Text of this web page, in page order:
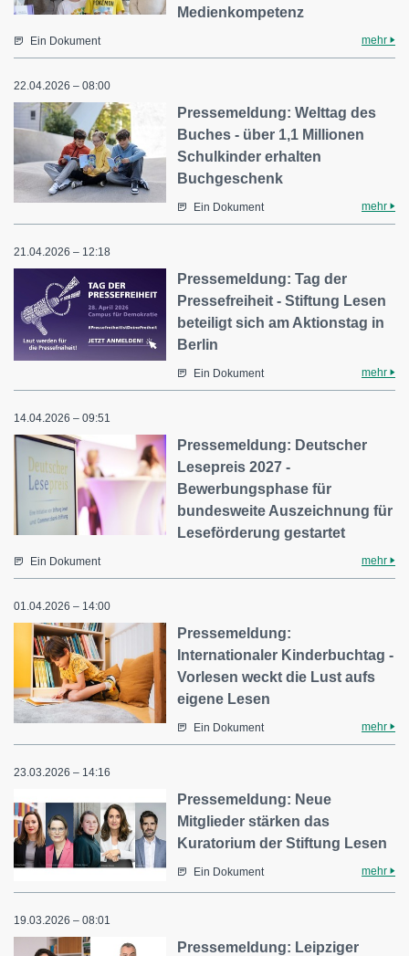
Medienkompetenz
Ein Dokument mehr
22.04.2026 – 08:00
Pressemeldung: Welttag des
Buches - über 1,1 Millionen
Schulkinder erhalten
Buchgeschenk
Ein Dokument mehr
21.04.2026 – 12:18
Pressemeldung: Tag der
Pressefreiheit - Stiftung Lesen
beteiligt sich am Aktionstag in
Berlin
Ein Dokument mehr
14.04.2026 – 09:51
Pressemeldung: Deutscher
Lesepreis 2027 -
Bewerbungsphase für
bundesweite Auszeichnung für
Leseförderung gestartet
Ein Dokument mehr
01.04.2026 – 14:00
Pressemeldung:
Internationaler Kinderbuchtag -
Vorlesen weckt die Lust aufs
eigene Lesen
Ein Dokument mehr
23.03.2026 – 14:16
Pressemeldung: Neue
Mitglieder stärken das
Kuratorium der Stiftung Lesen
Ein Dokument mehr
19.03.2026 – 08:01
Pressemeldung: Leipziger